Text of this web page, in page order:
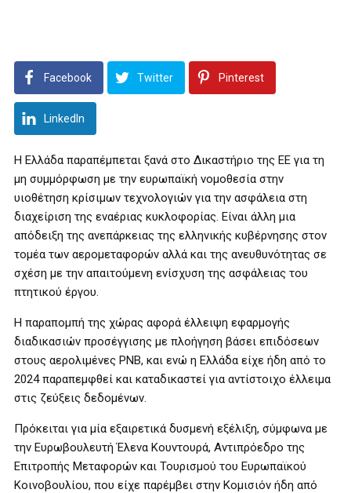
Facebook Twitter Pinterest
LinkedIn
Η Ελλάδα παραπέμπεται ξανά στο Δικαστήριο της ΕΕ για τη
μη συμμόρφωση με την ευρωπαϊκή νομοθεσία στην
υιοθέτηση κρίσιμων τεχνολογιών για την ασφάλεια στη
διαχείριση της εναέριας κυκλοφορίας. Είναι άλλη μια
απόδειξη της ανεπάρκειας της ελληνικής κυβέρνησης στον
τομέα των αερομεταφορών αλλά και της ανευθυνότητας σε
σχέση με την απαιτούμενη ενίσχυση της ασφάλειας του
πτητικού έργου.
Η παραπομπή της χώρας αφορά έλλειψη εφαρμογής
διαδικασιών προσέγγισης με πλοήγηση βάσει επιδόσεων
στους αερολιμένες PNB, και ενώ η Ελλάδα είχε ήδη από το
2024 παραπεμφθεί και καταδικαστεί για αντίστοιχο έλλειμα
στις ζεύξεις δεδομένων.
Πρόκειται για μία εξαιρετικά δυσμενή εξέλιξη, σύμφωνα με
την Ευρωβουλευτή Έλενα Κουντουρά, Αντιπρόεδρο της
Επιτροπής Μεταφορών και Τουρισμού του Ευρωπαϊκού
Κοινοβουλίου, που είχε παρέμβει στην Κομισιόν ήδη από